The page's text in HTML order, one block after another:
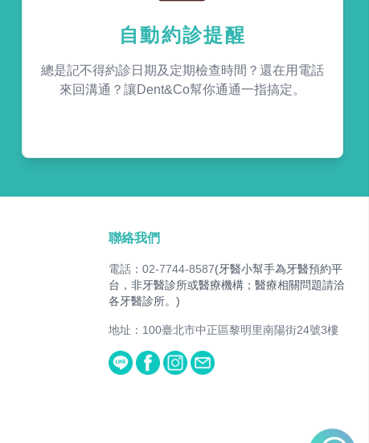
自動約診提醒
總是記不得約診日期及定期檢查時間？還在用電話
來回溝通？讓Dent&Co幫你通通一指搞定。
聯絡我們
電話：02-7744-8587(牙醫小幫手為牙醫預約平
台，非牙醫診所或醫療機構；醫療相關問題請洽
各牙醫診所。)
地址：100臺北市中正區黎明里南陽街24號3樓